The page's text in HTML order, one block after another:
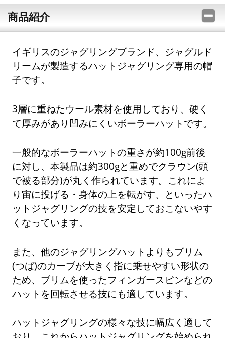
商品紹介
イギリスのジャグリングブランド、ジャグルド
リームが製造するハットジャグリング専用の帽
子です。
3層に重ねたウール素材を使用しており、硬く
て厚みがあり凹みにくいボーラーハットです。
一般的なボーラーハットの重さが約100g前後
に対し、本製品は約300gと重めでクラウン(頭
で被る部分)が丸く作られています。これによ
り宙に投げる・身体の上を転がす、といったハ
ットジャグリングの技を安定しておこないやす
くなっています。
また、他のジャグリングハットよりもブリム
(つば)のカーブが大きく指に乗せやすい形状の
ため、ブリムを使ったフィンガースピンなどの
ハットを回転させる技にも適しています。
ハットジャグリングの様々な技に幅広く適して